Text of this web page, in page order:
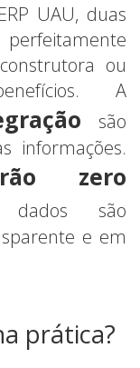
UAU, duas
ou
A
são
informações.
zero
são
e em
prática?